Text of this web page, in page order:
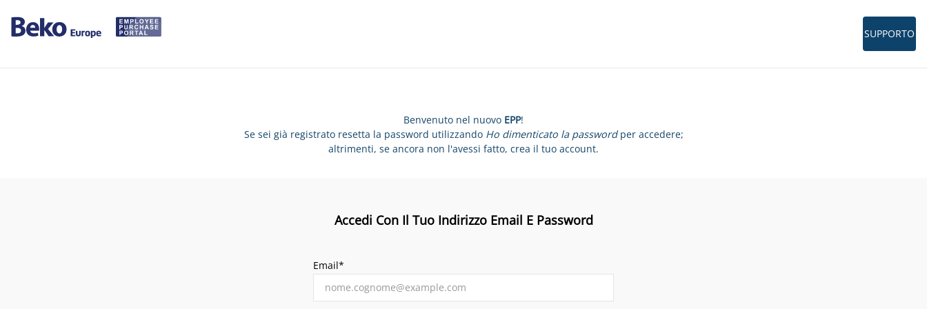
SUPPORTO
Benvenuto nel nuovo EPP!
Se sei già registrato resetta la password utilizzando Ho dimenticato la passwordper accedere;
altrimenti, se ancora non l'avessi fatto, crea il tuo account.
Accedi Con Il Tuo Indirizzo Email E Password
Email*